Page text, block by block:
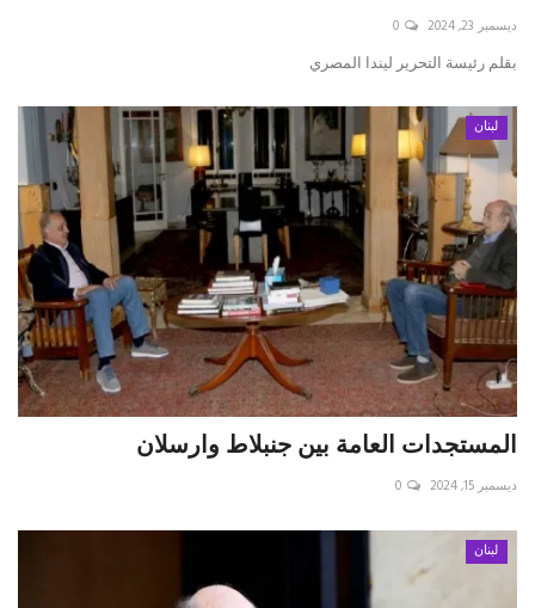
ديسمبر 23, 2024 0
بقلم رئيسة التحرير ليندا المصري
لبنان
المستجدات العامة بين جنبلاط وارسلان
ديسمبر 15, 2024 0
لبنان